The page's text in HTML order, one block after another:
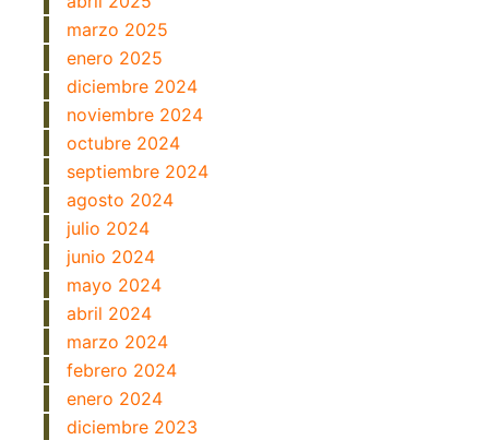
marzo 2025
enero 2025
diciembre 2024
noviembre 2024
octubre 2024
septiembre 2024
agosto 2024
julio 2024
junio 2024
mayo 2024
abril 2024
marzo 2024
febrero 2024
enero 2024
diciembre 2023